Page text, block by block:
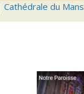
Cathédrale du Mans